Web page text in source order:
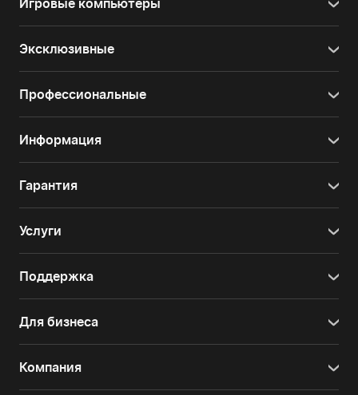
Игровые компьютеры
Эксклюзивные
Профессиональные
Информация
Гарантия
Услуги
Поддержка
Для бизнеса
Компания